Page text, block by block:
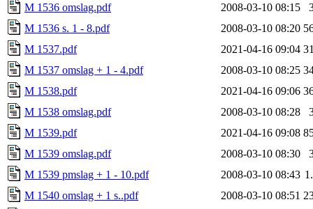
M 1536 omslag.pdf
2008-03-10 08:15
M 1536 s. 1 - 8.pdf
2008-03-10 08:20
M 1537.pdf
2021-04-16 09:04
M 1537 omslag + 1 - 4.pdf
2008-03-10 08:25
M 1538.pdf
2021-04-16 09:06
M 1538 omslag.pdf
2008-03-10 08:28
M 1539.pdf
2021-04-16 09:08
M 1539 omslag.pdf
2008-03-10 08:30
M 1539 pmslag + 1 - 10.pdf
2008-03-10 08:43
M 1540 omslag + 1 s..pdf
2008-03-10 08:51